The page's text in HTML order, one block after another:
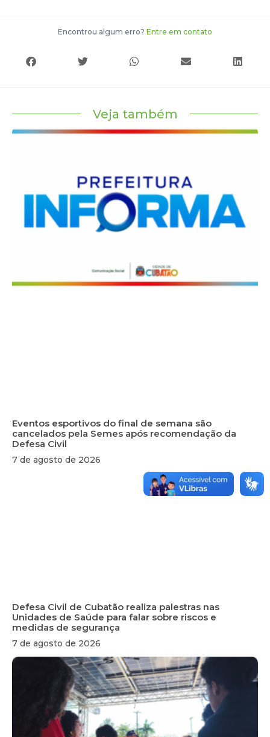
Encontrou algum erro? Entre em contato
Veja também
Eventos esportivos do final de semana são
cancelados pela Semes após recomendação da
Defesa Civil
7 de agosto de 2026
Defesa Civil de Cubatão realiza palestras nas
Unidades de Saúde para falar sobre riscos e
medidas de segurança
7 de agosto de 2026